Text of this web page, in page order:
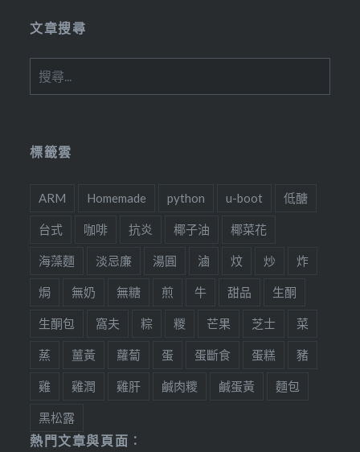
文章搜尋
尋
標籤雲
ARM Homemade python u-boot 低醣
台式 咖啡 抗炎 椰子油 椰菜花
海藻麵 淡忌廉 湯圓 滷 炆 炒 炸
焗 無奶 無糖 煎 牛 甜品 生酮
生酮包 窩夫 粽 糉 芒果 芝士 菜
蒸 薑黃 蘿蔔 蛋 蛋斷食 蛋糕 豬
雞 雞潤 雞肝 鹹肉糭 鹹蛋黃 麵包
黑松露
熱門文章與頁面︰